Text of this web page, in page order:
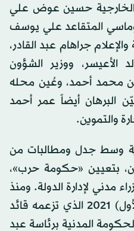
الخارجية حسين عوض علي
المتقاعد علي يوسف
جراهام عبد القادر،
ووزير الشؤون
محمد أحمد، وعُين محله
البرهان أيضاً عمر أحمد
والتموين.
وسط جدل ومطالبات من
بتعيين «حكومة حرب»،
مدني لإدارة الدولة. ومنذ
انقلاب 25 أكتوبر (تشرين الأول) 2021 الذي تزعمه قائد
المدنية برئاسة عبد